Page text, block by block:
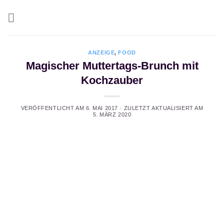
ANZEIGE,FOOD
Magischer Muttertags-Brunch mit
Kochzauber
VERÖFFENTLICHT AM 6. MAI 2017 · ZULETZT AKTUALISIERT AM
5. MÄRZ 2020